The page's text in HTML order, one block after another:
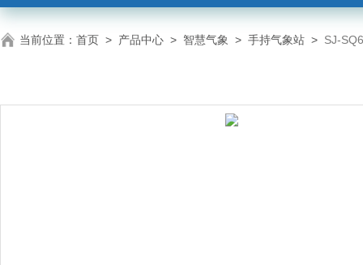
当前位置： 首页 > 产品中心 > 智慧气象 > 手持气象站 > SJ-